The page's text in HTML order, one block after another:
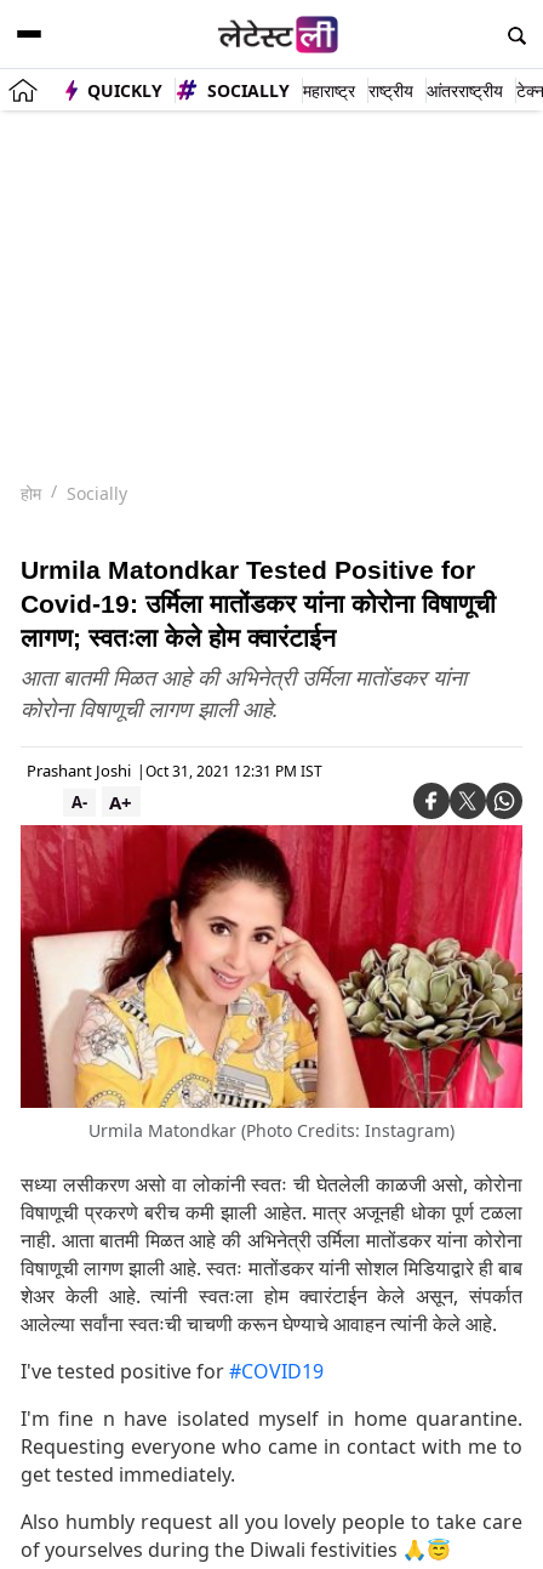
QUICKLY SOCIALLY महाराष्ट्र राष्ट्रीय आंतरराष्ट्रीय
होम Socially
Urmila Matondkar Tested Positive for
Covid-19: उर्मिला मातोंडकर यांना कोरोना विषाणूची
लागण; स्वतःला केले होम क्वारंटाईन
आता बातमी मिळत आहे की अभिनेत्री उर्मिला मातोंडकर यांना
कोरोना विषाणूची लागण झाली आहे.
Prashant Joshi |Oct 31, 2021 12:31 PM IST
A+
A-
Urmila Matondkar (Photo Credits: Instagram)
सध्या लसीकरण असो वा लोकांनी स्वतः ची घेतलेली काळजी असो, कोरोना
विषाणूची प्रकरणे बरीच कमी झाली आहेत. मात्र अजूनही धोका पूर्ण टळला
नाही. आता बातमी मिळत आहे की अभिनेत्री उर्मिला मातोंडकर यांना कोरोना
विषाणूची लागण झाली आहे. स्वतः मातोंडकर यांनी सोशल मिडियाद्वारे ही बाब
शेअर केली आहे. त्यांनी स्वतःला होम क्वारंटाईन केले असून, संपर्कात
आलेल्या सर्वांना स्वतःची चाचणी करून घेण्याचे आवाहन त्यांनी केले आहे.
I've tested positive for#COVID19
I'm fine n have isolated myself in home quarantine.
Requesting everyone who came in contact with me to
get tested immediately.
Also humbly request all you lovely people to take care
of yourselves during the Diwali festivities 🙏😇